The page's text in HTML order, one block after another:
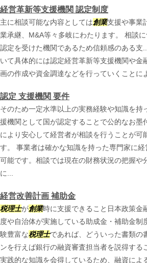
経営革新等支援機関 認定制度
主に相談可能な内容としては創業支援や事業
業承継、M&A等々多岐にわたります。 相談
認定を受けた機関であるため信頼感のある支
いて具体的には認定経営革新等支援機関や金
画の作成や資金調達などを行っていくことに
認定 支援機関 要件
そのため一定水準以上の実務経験や知識を持
援機関として国が認定することで公的なお墨
により安心して経営者が相談を行うことが可
す。 事業者は確かな知識を持った専門家に
可能です。相談では現在の財務状況の把握や
に...
経営改善計画 補助金
税理士が創業時に支援できること日本政策金
度や自治体が実施している助成金・補助金制
験豊富な税理士であれば、どういった書類の
ンを行えば銀行の融資審査担当者を説得する
実践的な知識を会得しているため、融資によ